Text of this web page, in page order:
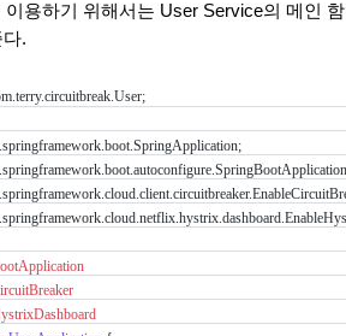
이용하기 위해서는 User Service의 메인
.